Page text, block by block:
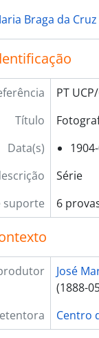
01 - Fotografias,
02 -
03 - Livros e
05 - Poemas,
07 - Gravuras e
Braga da Cruz
PT
Título
Data(s)
Série
suporte
6
José
(1888-
Centro